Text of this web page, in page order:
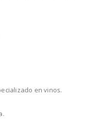
en vinos.